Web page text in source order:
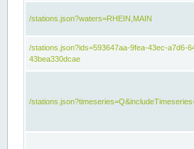
/stations.json?waters=RHEIN,MAIN
/stations.json?ids=593647aa-9fea-43ec-a7d6-
43bea330dcae
/